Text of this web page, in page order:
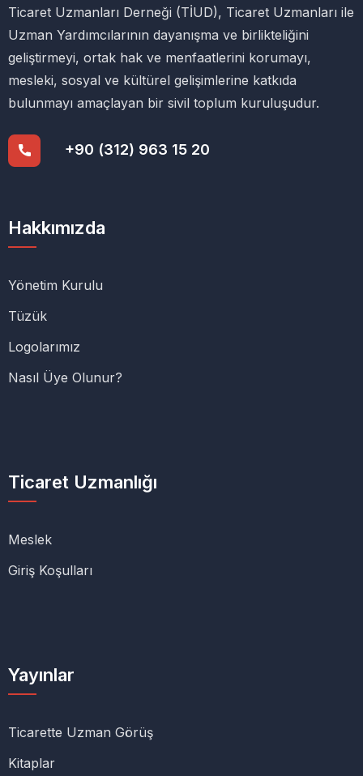
Ticaret Uzmanları Derneği (TİUD), Ticaret Uzmanları ile
Uzman Yardımcılarının dayanışma ve birlikteliğini
geliştirmeyi, ortak hak ve menfaatlerini korumayı,
mesleki, sosyal ve kültürel gelişimlerine katkıda
bulunmayı amaçlayan bir sivil toplum kuruluşudur.
+90 (312) 963 15 20
Hakkımızda
Yönetim Kurulu
Tüzük
Logolarımız
Nasıl Üye Olunur?
Ticaret Uzmanlığı
Meslek
Giriş Koşulları
Yayınlar
Ticarette Uzman Görüş
Kitaplar